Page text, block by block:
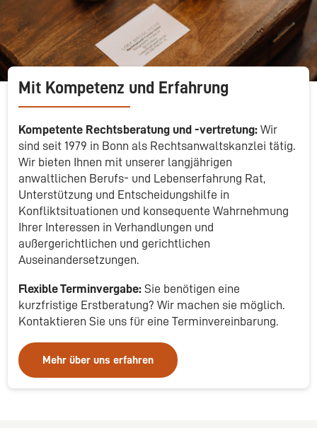
Mit Kompetenz und Erfahrung
Kompetente Rechtsberatung und -vertretung: Wir
sind seit 1979 in Bonn als Rechtsanwaltskanzlei tätig.
Wir bieten Ihnen mit unserer langjährigen
anwaltlichen Berufs- und Lebenserfahrung Rat,
Unterstützung und Entscheidungshilfe in
Konfliktsituationen und konsequente Wahrnehmung
Ihrer Interessen in Verhandlungen und
außergerichtlichen und gerichtlichen
Auseinandersetzungen.
Flexible Terminvergabe: Sie benötigen eine
kurzfristige Erstberatung? Wir machen sie möglich.
Kontaktieren Sie uns für eine Terminvereinbarung.
Mehr über uns erfahren